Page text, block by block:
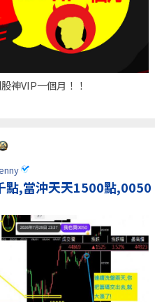
神VIP一個月！！
點,當沖天天1500點,0050